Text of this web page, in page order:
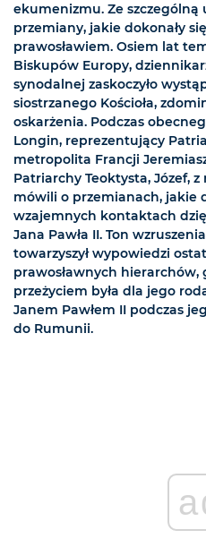
ekumenizmu. Ze
przemiany, jakie dokonały
prawosławiem. Osiem lat
Biskupów Europy,
synodalnej zaskoczyło
siostrzanego Kościoła,
oskarżenia. Podczas
Longin, reprezentujący
metropolita Francji
Patriarchy Teoktysta, Józef,
mówili o przemianach, jakie
wzajemnych kontaktach
Jana Pawła II. Ton
towarzyszył wypowiedzi
prawosławnych hierarchów,
przeżyciem była dla jego
Janem Pawłem II podczas
do Rumunii.